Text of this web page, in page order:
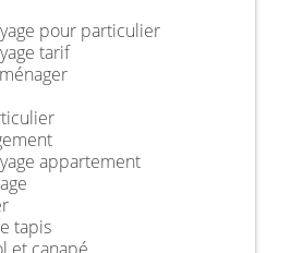
pour particulier
tarif
appartement
tapis
et canapé